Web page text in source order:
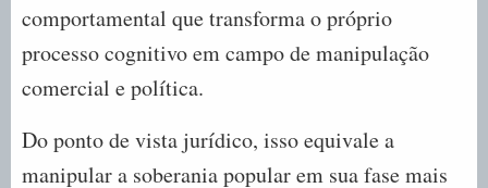
comportamental que transforma o próprio
processo cognitivo em campo de manipulação
comercial e política.
Do ponto de vista jurídico, isso equivale a
manipular a soberania popular em sua fase mais